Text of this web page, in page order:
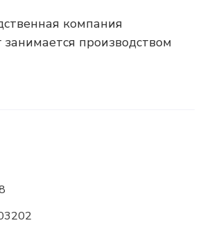
компания
производством